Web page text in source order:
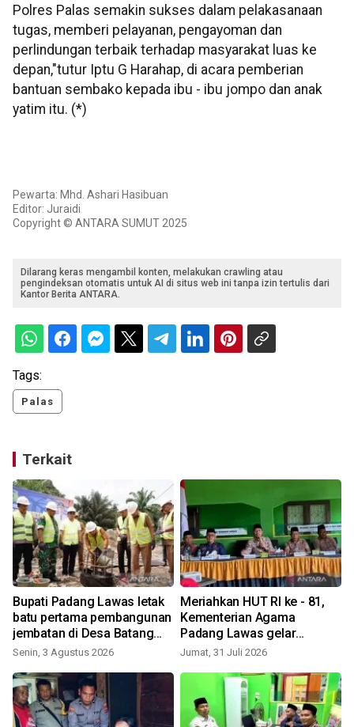
Polres Palas semakin sukses dalam pelakasanaan
tugas, memberi pelayanan, pengayoman dan
perlindungan terbaik terhadap masyarakat luas ke
depan,"tutur Iptu G Harahap, di acara pemberian
bantuan sembako kepada ibu - ibu jompo dan anak
yatim itu. (*)
Pewarta: Mhd. Ashari Hasibuan
Editor: Juraidi
Copyright © ANTARA SUMUT 2025
Dilarang keras mengambil konten, melakukan crawling atau
pengindeksan otomatis untuk AI di situs web ini tanpa izin tertulis dari
Kantor Berita ANTARA.
Tags:
Palas
Terkait
Bupati Padang Lawas letak
batu pertama pembangunan
jembatan di Desa Batang
Bulu Baru
Senin, 3 Agustus 2026
Meriahkan HUT RI ke - 81,
Kementerian Agama
Padang Lawas gelar
berbagi kegiatan
Jumat, 31 Juli 2026